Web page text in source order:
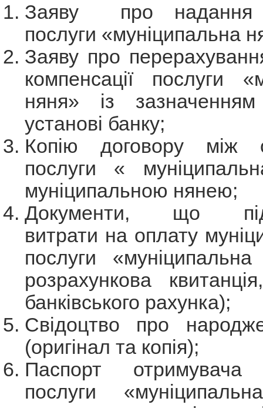
Заяву про надання
послуги «муніципальна
Заяву про
компенсації послуги
няня» із
установі банку;
Копію договору між
послуги «
муніципальною нянею;
Документи, що
витрати на оплату
послуги
розрахункова
банківського рахунка);
Свідоцтво про
(оригінал та копія);
Паспорт отримувача
послуги